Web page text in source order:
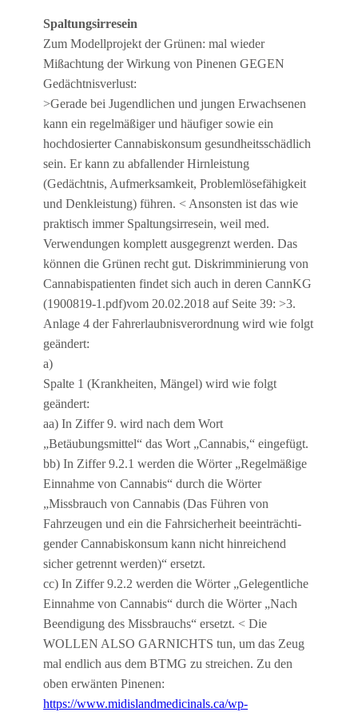
Spaltungsirresein
Zum Modellprojekt der Grünen: mal wieder
Mißachtung der Wirkung von Pinenen GEGEN
Gedächtnisverlust:
>Gerade bei Jugendlichen und jungen Erwachsenen
kann ein regelmäßiger und häufiger sowie ein
hochdosierter Cannabiskonsum gesundheitsschädlich
sein. Er kann zu abfallender Hirnleistung
(Gedächtnis, Aufmerksamkeit, Problemlösefähigkeit
und Denkleistung) führen. < Ansonsten ist das wie
praktisch immer Spaltungsirresein, weil med.
Verwendungen komplett ausgegrenzt werden. Das
können die Grünen recht gut. Diskrimminierung von
Cannabispatienten findet sich auch in deren CannKG
(1900819-1.pdf)vom 20.02.2018 auf Seite 39: >3.
Anlage 4 der Fahrerlaubnisverordnung wird wie folgt
geändert:
a)
Spalte 1 (Krankheiten, Mängel) wird wie folgt
geändert:
aa) In Ziffer 9. wird nach dem Wort
„Betäubungsmittel“ das Wort „Cannabis,“ eingefügt.
bb) In Ziffer 9.2.1 werden die Wörter „Regelmäßige
Einnahme von Cannabis“ durch die Wörter
„Missbrauch von Cannabis (Das Führen von
Fahrzeugen und ein die Fahrsicherheit beeinträchti-
gender Cannabiskonsum kann nicht hinreichend
sicher getrennt werden)“ ersetzt.
cc) In Ziffer 9.2.2 werden die Wörter „Gelegentliche
Einnahme von Cannabis“ durch die Wörter „Nach
Beendigung des Missbrauchs“ ersetzt. < Die
WOLLEN ALSO GARNICHTS tun, um das Zeug
mal endlich aus dem BTMG zu streichen. Zu den
oben erwänten Pinenen:
https://www.midislandmedicinals.ca/wp-